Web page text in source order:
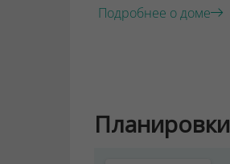
Подробнее о доме
Планировки